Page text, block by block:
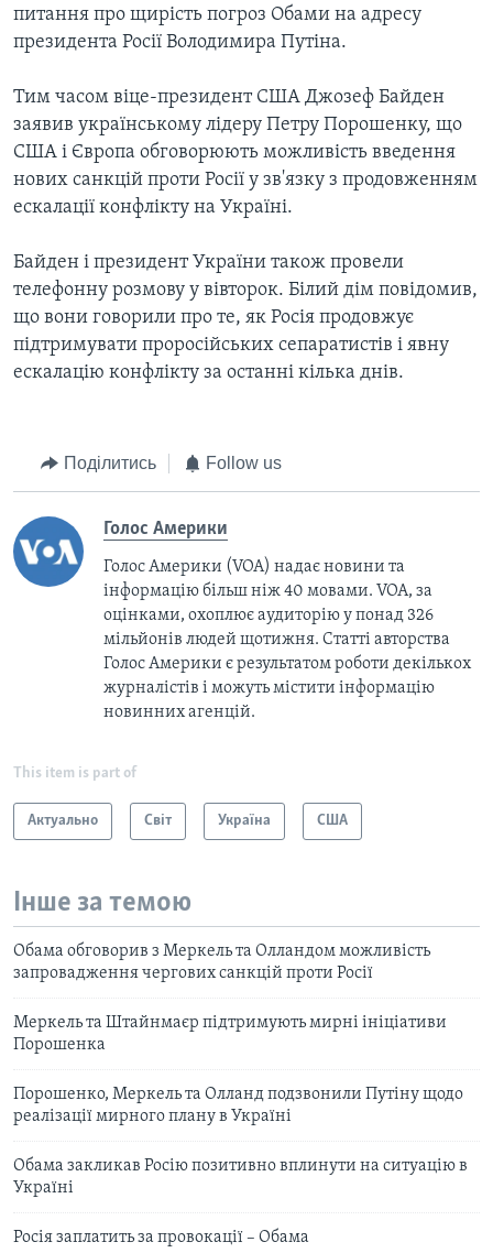
питання про щирість погроз Обами на адресу
президента Росії Володимира Путіна.
Тим часом віце-президент США Джозеф Байден
заявив українському лідеру Петру Порошенку, що
США і Європа обговорюють можливість введення
нових санкцій проти Росії у зв'язку з продовженням
ескалації конфлікту на Україні.
Байден і президент України також провели
телефонну розмову у вівторок. Білий дім повідомив,
що вони говорили про те, як Росія продовжує
підтримувати проросійських сепаратистів і явну
ескалацію конфлікту за останні кілька днів.
Поділитись Follow us
Голос Америки
Голос Америки (VOA) надає новини та
інформацію більш ніж 40 мовами. VOA, за
оцінками, охоплює аудиторію у понад 326
мільйонів людей щотижня. Статті авторства
Голос Америки є результатом роботи декількох
журналістів і можуть містити інформацію
новинних агенцій.
This item is part of
Актуально Світ Україна США
Інше за темою
Обама обговорив з Меркель та Олландом можливість
запровадження чергових санкцій проти Росії
Меркель та Штайнмаєр підтримують мирні ініціативи
Порошенка
Порошенко, Меркель та Олланд подзвонили Путіну щодо
реалізації мирного плану в Україні
Обама закликав Росію позитивно вплинути на ситуацію в
Україні
Росія заплатить за провокації – Обама